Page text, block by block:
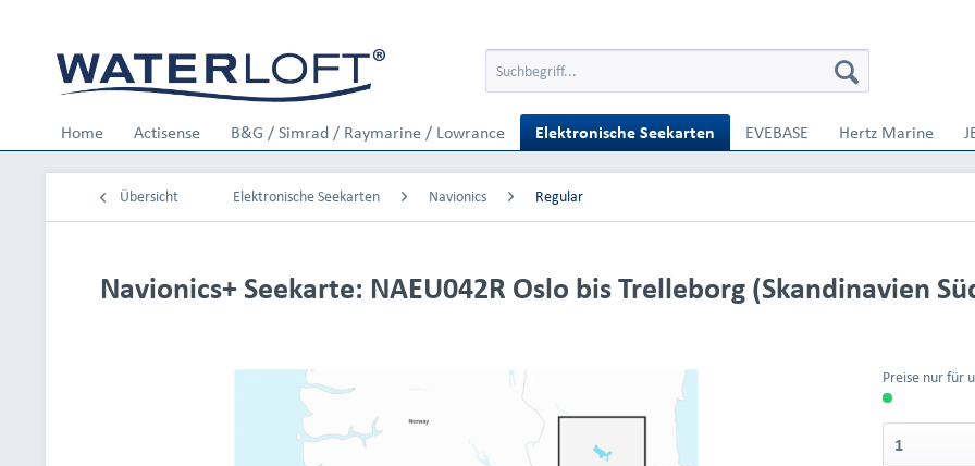
Home Actisense B&G / Simrad / Raymarine / Lowrance Elektronische Seekarten EVEBASE Hertz Marine
Übersicht Elektronische Seekarten Navionics Regular
Navionics+ Seekarte: NAEU042R Oslo bis Trelleborg (Skandinavien
Preise nur für